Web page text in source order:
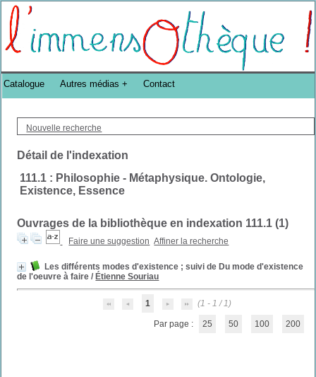
Bibliothèque DoucheFLUX Bibliotheek -->
Nouvelle recherche
Détail de l'indexation
111.1 : Philosophie - Métaphysique. Ontologie,
Existence, Essence
Ouvrages de la bibliothèque en indexation 111.1 (1)
Faire une suggestion Affiner la recherche
Les différents modes d'existence ; suivi de Du mode d'existence
de l'oeuvre à faire / Étienne Souriau
1 (1 - 1 / 1)
Par page : 25 50 100 200
Catalogue Autres médias Contact